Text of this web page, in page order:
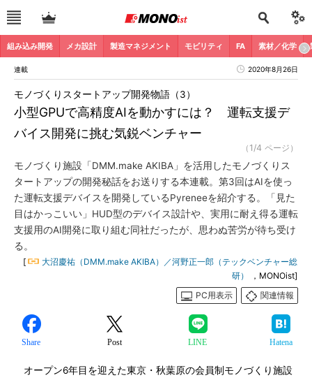
組み込み開発 メカ設計 製造マネジメント モビリティ FA 素材／化学
連載 2020年8月26日
小型GPUで高精度AIを動かすには？ 運転支援デ
バイス開発に挑む気鋭ベンチャー
モノづくりスタートアップ開発物語（3）
（1/4 ページ）
モノづくり施設「DMM.make AKIBA」を活用したモノづくりス
タートアップの開発秘話をお送りする本連載。第3回はAIを使っ
た運転支援デバイスを開発しているPyreneeを紹介する。「見た
目はかっこいい」HUD型のデバイス設計や、実用に耐え得る運転
支援用のAI開発に取り組む同社だったが、思わぬ苦労が待ち受け
る。
[
大沼慶祐（DMM.make AKIBA）／河野正一郎（テックベンチャー総
研）
，MONOist]
PC用表示
関連情報
Share Post LINE Hatena
オープン6年目を迎えた東京・秋葉原の会員制モノづくり施設